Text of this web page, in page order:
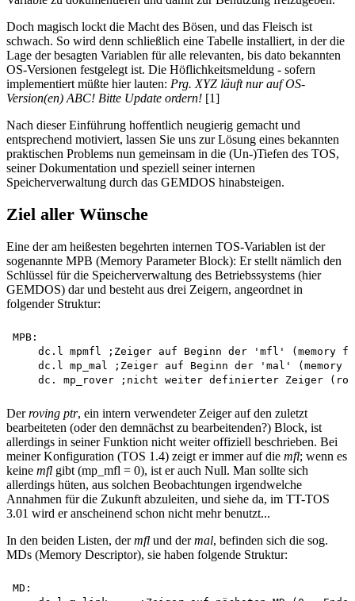
Doch magisch lockt die Macht des Bösen, und das Fleisch ist
schwach. So wird denn schließlich eine Tabelle installiert, in der die
Lage der besagten Variablen für alle relevanten, bis dato bekannten
OS-Versionen festgelegt ist. Die Höflichkeitsmeldung - sofern
implementiert müßte hier lauten: Prg. XYZ läuft nur auf OS-
Version(en) ABC! Bitte Update ordern! [1]
Nach dieser Einführung hoffentlich neugierig gemacht und
entsprechend motiviert, lassen Sie uns zur Lösung eines bekannten
praktischen Problems nun gemeinsam in die (Un-)Tiefen des TOS,
seiner Dokumentation und speziell seiner internen
Speicherverwaltung durch das GEMDOS hinabsteigen.
Ziel aller Wünsche
Eine der am heißesten begehrten internen TOS-Variablen ist der
sogenannte MPB (Memory Parameter Block): Er stellt nämlich den
Schlüssel für die Speicherverwaltung des Betriebssystems (hier
GEMDOS) dar und besteht aus drei Zeigern, angeordnet in
folgender Struktur:
MPB:
dc.l mpmfl ;Zeiger auf Beginn der 'mfl' (memory
dc.l mp_mal ;Zeiger auf Beginn der 'mal' (memory
Derroving ptr, ein intern verwendeter Zeiger auf den zuletzt
bearbeiteten (oder den demnächst zu bearbeitenden?) Block, ist
allerdings in seiner Funktion nicht weiter offiziell beschrieben. Bei
meiner Konfiguration (TOS 1.4) zeigt er immer auf die mfl; wenn es
keine mfl gibt (mp_mfl = 0), ist er auch Null. Man sollte sich
allerdings hüten, aus solchen Beobachtungen irgendwelche
Annahmen für die Zukunft abzuleiten, und siehe da, im TT-TOS
3.01 wird er anscheinend schon nicht mehr benutzt...
In den beiden Listen, dermfl und dermal, befinden sich die sog.
MDs (Memory Descriptor), sie haben folgende Struktur:
MD: